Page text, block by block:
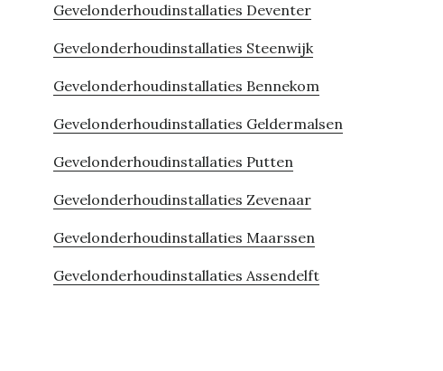
Gevelonderhoudinstallaties Deventer
Gevelonderhoudinstallaties Steenwijk
Gevelonderhoudinstallaties Bennekom
Gevelonderhoudinstallaties Geldermalsen
Gevelonderhoudinstallaties Putten
Gevelonderhoudinstallaties Zevenaar
Gevelonderhoudinstallaties Maarssen
Gevelonderhoudinstallaties Assendelft